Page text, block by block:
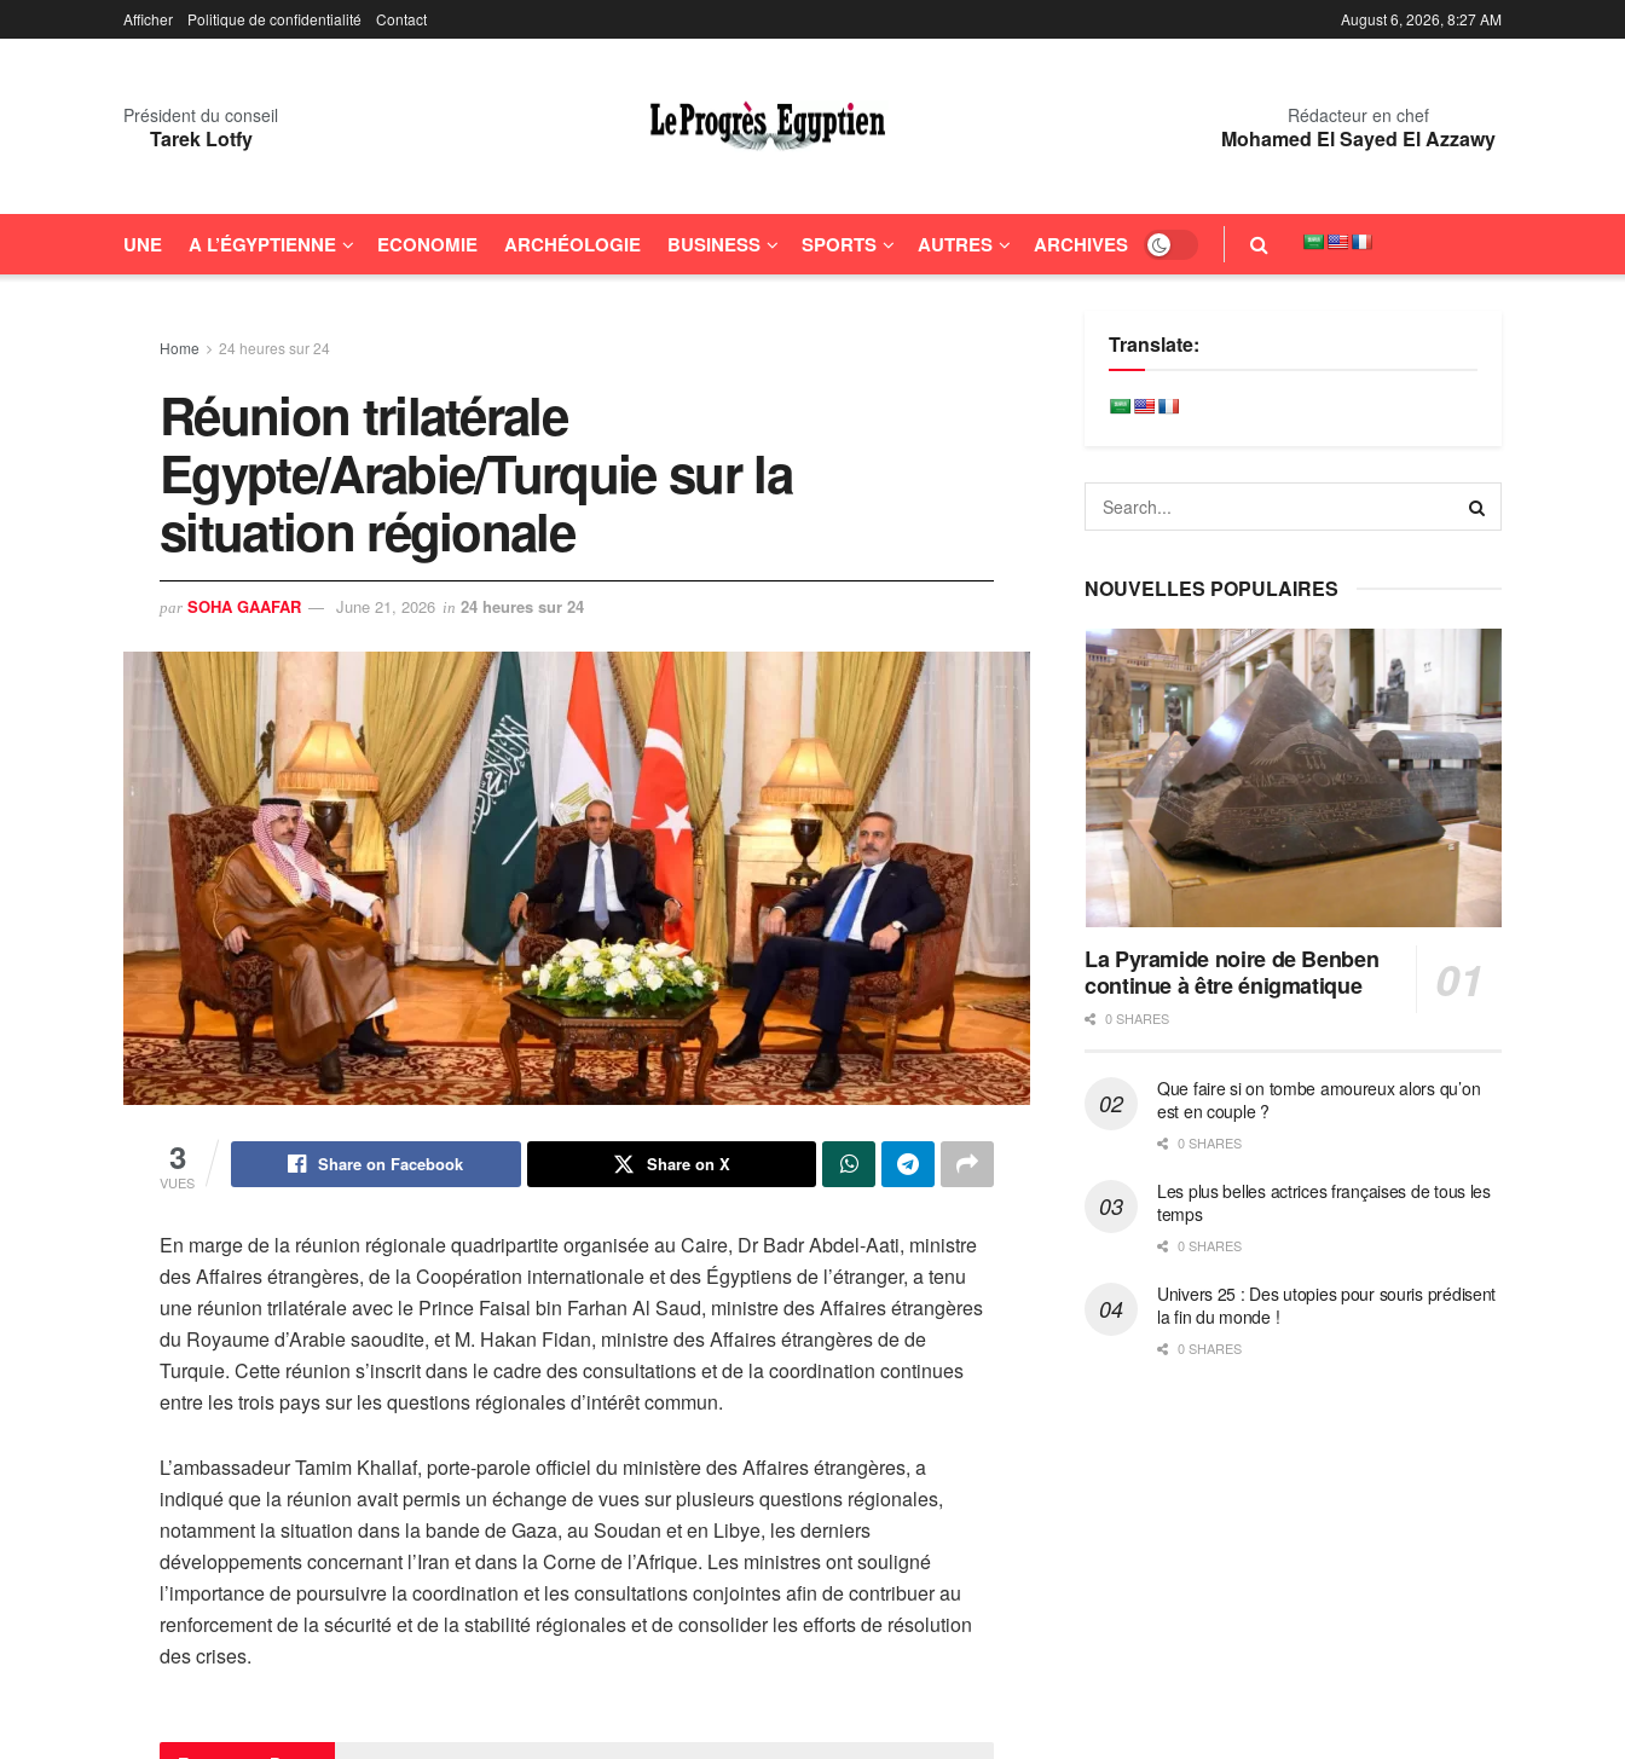
Afficher Politique de confidentialité Contact August 6, 2026, 8:27 AM
Président du conseil
Tarek Lotfy
Rédacteur en chef
Mohamed El Sayed El Azzawy
UNE A L’ÉGYPTIENNE ECONOMIE ARCHÉOLOGIE BUSINESS SPORTS AUTRES ARCHIVES
Home 24 heures sur 24
Réunion trilatérale
Egypte/Arabie/Turquie sur la
situation régionale
par SOHA GAAFAR June 21, 2026 in 24 heures sur 24
3
VUES
Share on Facebook Share on X
En marge de la réunion régionale quadripartite organisée au Caire, Dr Badr Abdel-Aati, ministre
des Affaires étrangères, de la Coopération internationale et des Égyptiens de l’étranger, a tenu
une réunion trilatérale avec le Prince Faisal bin Farhan Al Saud, ministre des Affaires étrangères
du Royaume d’Arabie saoudite, et M. Hakan Fidan, ministre des Affaires étrangères de de
Turquie. Cette réunion s’inscrit dans le cadre des consultations et de la coordination continues
entre les trois pays sur les questions régionales d’intérêt commun.
L’ambassadeur Tamim Khallaf, porte-parole officiel du ministère des Affaires étrangères, a
indiqué que la réunion avait permis un échange de vues sur plusieurs questions régionales,
notamment la situation dans la bande de Gaza, au Soudan et en Libye, les derniers
développements concernant l’Iran et dans la Corne de l’Afrique. Les ministres ont souligné
l’importance de poursuivre la coordination et les consultations conjointes afin de contribuer au
renforcement de la sécurité et de la stabilité régionales et de consolider les efforts de résolution
des crises.
Translate:
NOUVELLES POPULAIRES
La Pyramide noire de Benben
continue à être énigmatique
0 SHARES
Que faire si on tombe amoureux alors qu’on
est en couple ?
0 SHARES
Les plus belles actrices françaises de tous les
temps
0 SHARES
Univers 25 : Des utopies pour souris prédisent
la fin du monde !
0 SHARES